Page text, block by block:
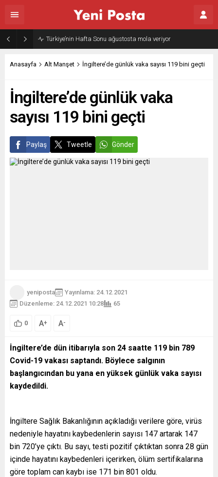
Türkiye’nin Hafta Sonu ağustosta mola veriyor
Anasayfa Alt Manşet İngiltere’de günlük vaka sayısı 119 bini geçti
İngiltere’de günlük vaka
sayısı 119 bini geçti
Paylaş Tweetle Gönder
yeniposta
Yayınlama: 24.12.2021
Düzenleme: 24.12.2021 10:28
65
0 A+ A-
İngiltere’de dün itibarıyla son 24 saatte 119 bin 789
Covid-19 vakası saptandı. Böylece salgının
başlangıcından bu yana en yüksek günlük vaka sayısı
kaydedildi.
İngiltere Sağlık Bakanlığının açıkladığı verilere göre, virüs
nedeniyle hayatını kaybedenlerin sayısı 147 artarak 147
bin 720’ye çıktı. Bu sayı, testi pozitif çıktıktan sonra 28 gün
içinde hayatını kaybedenleri içerirken, ölüm sertifikalarına
göre toplam can kaybı ise 171 bin 801 oldu.